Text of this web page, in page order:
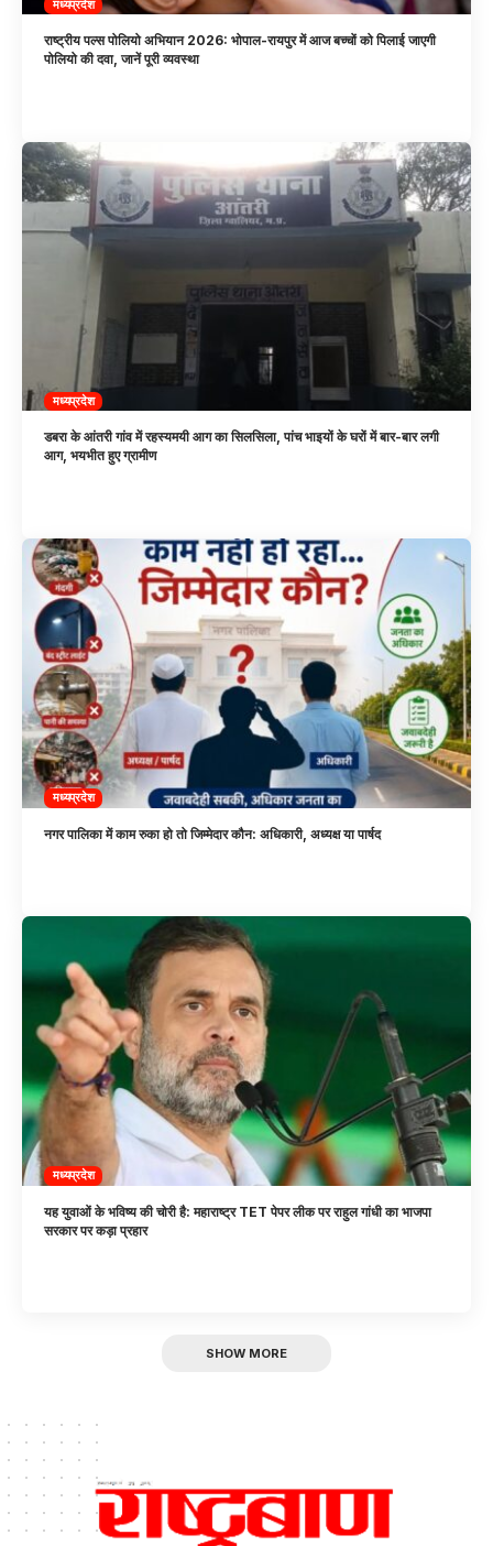
मध्यप्रदेश
राष्ट्रीय पल्स पोलियो अभियान 2026: भोपाल-रायपुर में आज बच्चों को पिलाई जाएगी
पोलियो की दवा, जानें पूरी व्यवस्था
मध्यप्रदेश
डबरा के आंतरी गांव में रहस्यमयी आग का सिलसिला, पांच भाइयों के घरों में बार-बार लगी
आग, भयभीत हुए ग्रामीण
मध्यप्रदेश
नगर पालिका में काम रुका हो तो जिम्मेदार कौन: अधिकारी, अध्यक्ष या पार्षद
मध्यप्रदेश
यह युवाओं के भविष्य की चोरी है: महाराष्ट्र TET पेपर लीक पर राहुल गांधी का भाजपा
सरकार पर कड़ा प्रहार
SHOW MORE